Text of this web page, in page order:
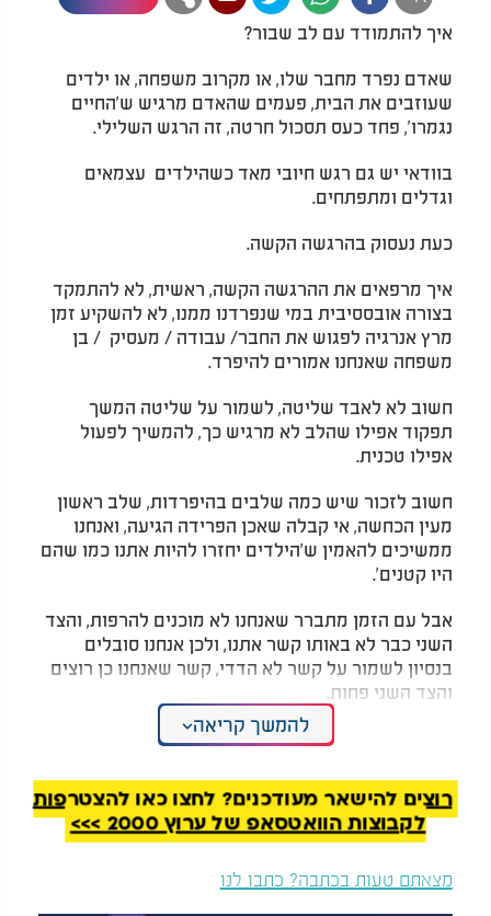
איך להתמודד עם לב שבור?
שאדם נפרד מחבר שלו, או מקרוב משפחה, או ילדים
שעוזבים את הבית, פעמים שהאדם מרגיש ש'החיים
נגמרו', פחד כעס תסכול חרטה, זה הרגש השלילי.
בוודאי יש גם רגש חיובי מאד כשהילדים עצמאים
וגדלים ומתפתחים.
כעת נעסוק בהרגשה הקשה.
איך מרפאים את ההרגשה הקשה, ראשית, לא להתמקד
בצורה אובססיבית במי שנפרדנו ממנו, לא להשקיע זמן
מרץ אנרגיה לפגוש את החבר/ עבודה / מעסיק / בן
משפחה שאנחנו אמורים להיפרד.
חשוב לא לאבד שליטה, לשמור על שליטה המשך
תפקוד אפילו שהלב לא מרגיש כך, להמשיך לפעול
אפילו טכנית.
חשוב לזכור שיש כמה שלבים בהיפרדות, שלב ראשון
מעין הכחשה, אי קבלה שאכן הפרידה הגיעה, ואנחנו
ממשיכים להאמין ש'הילדים יחזרו להיות אתנו כמו שהם
היו קטנים'.
אבל עם הזמן מתברר שאנחנו לא מוכנים להרפות, והצד
השני כבר לא באותו קשר אתנו, ולכן אנחנו סובלים
בנסיון לשמור על קשר לא הדדי, קשר שאנחנו כן רוצים
והצד השני פחות.
המלצות נוספותלהמשך קריאה
רוצים להישאר מעודכנים? לחצו כאן להצטרפות
לקבוצות הוואטסאפ של ערוץ 2000 >>>
מצאתם טעות בכתבה? כתבו לנו